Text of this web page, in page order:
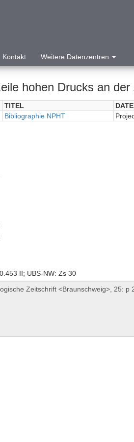
Kontakt Weitere Datenzentren
hohen Drucks an der
TITEL
Bibliographie NPHT
II; UBS-NW: Zs 30